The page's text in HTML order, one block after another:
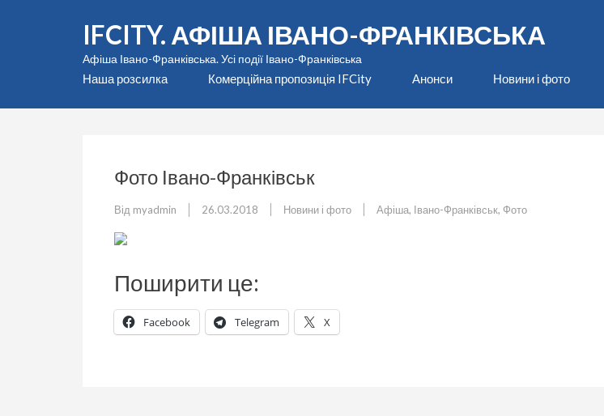
IFCITY. АФІША ІВАНО-ФРАНКІВСЬКА
Афіша Івано-Франківська. Усі події Івано-Франківська
Наша розсилка Комерційна пропозиція IFCity Анонси Новини і фото
Фото Івано-Франківськ
Від myadmin 26.03.2018 Новини і фото Афіша, Івано-Франківськ, Фото
Поширити це:
Facebook Telegram X